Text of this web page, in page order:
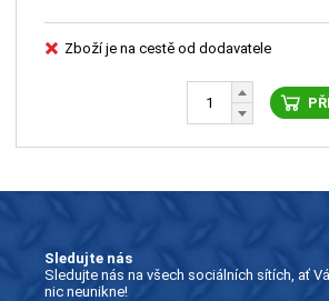
Zboží je na cestě od dodavatele
Sledujte nás
Sledujte nás na všech sociálních sítích, ať
nic neunikne!